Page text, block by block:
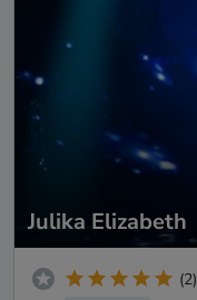
Julika Elizabeth
(2)